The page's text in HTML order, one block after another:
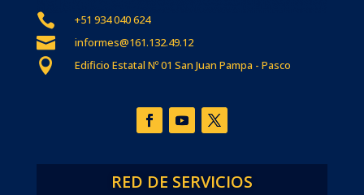
 +51 934 040 624
 informes@161.132.49.12
 Edificio Estatal Nº 01 San Juan Pampa - Pasco
RED DE SERVICIOS